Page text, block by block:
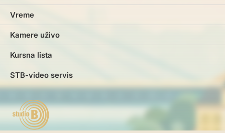
Vreme
Kamere uživo
Kursna lista
STB-video servis